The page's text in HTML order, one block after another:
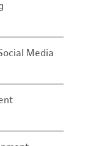
Media